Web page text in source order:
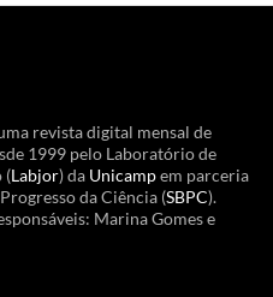
revista digital mensal de
1999 pelo Laboratório de
(Labjor) da Unicampem parceria
da Ciência (SBPC).
Marina Gomes e